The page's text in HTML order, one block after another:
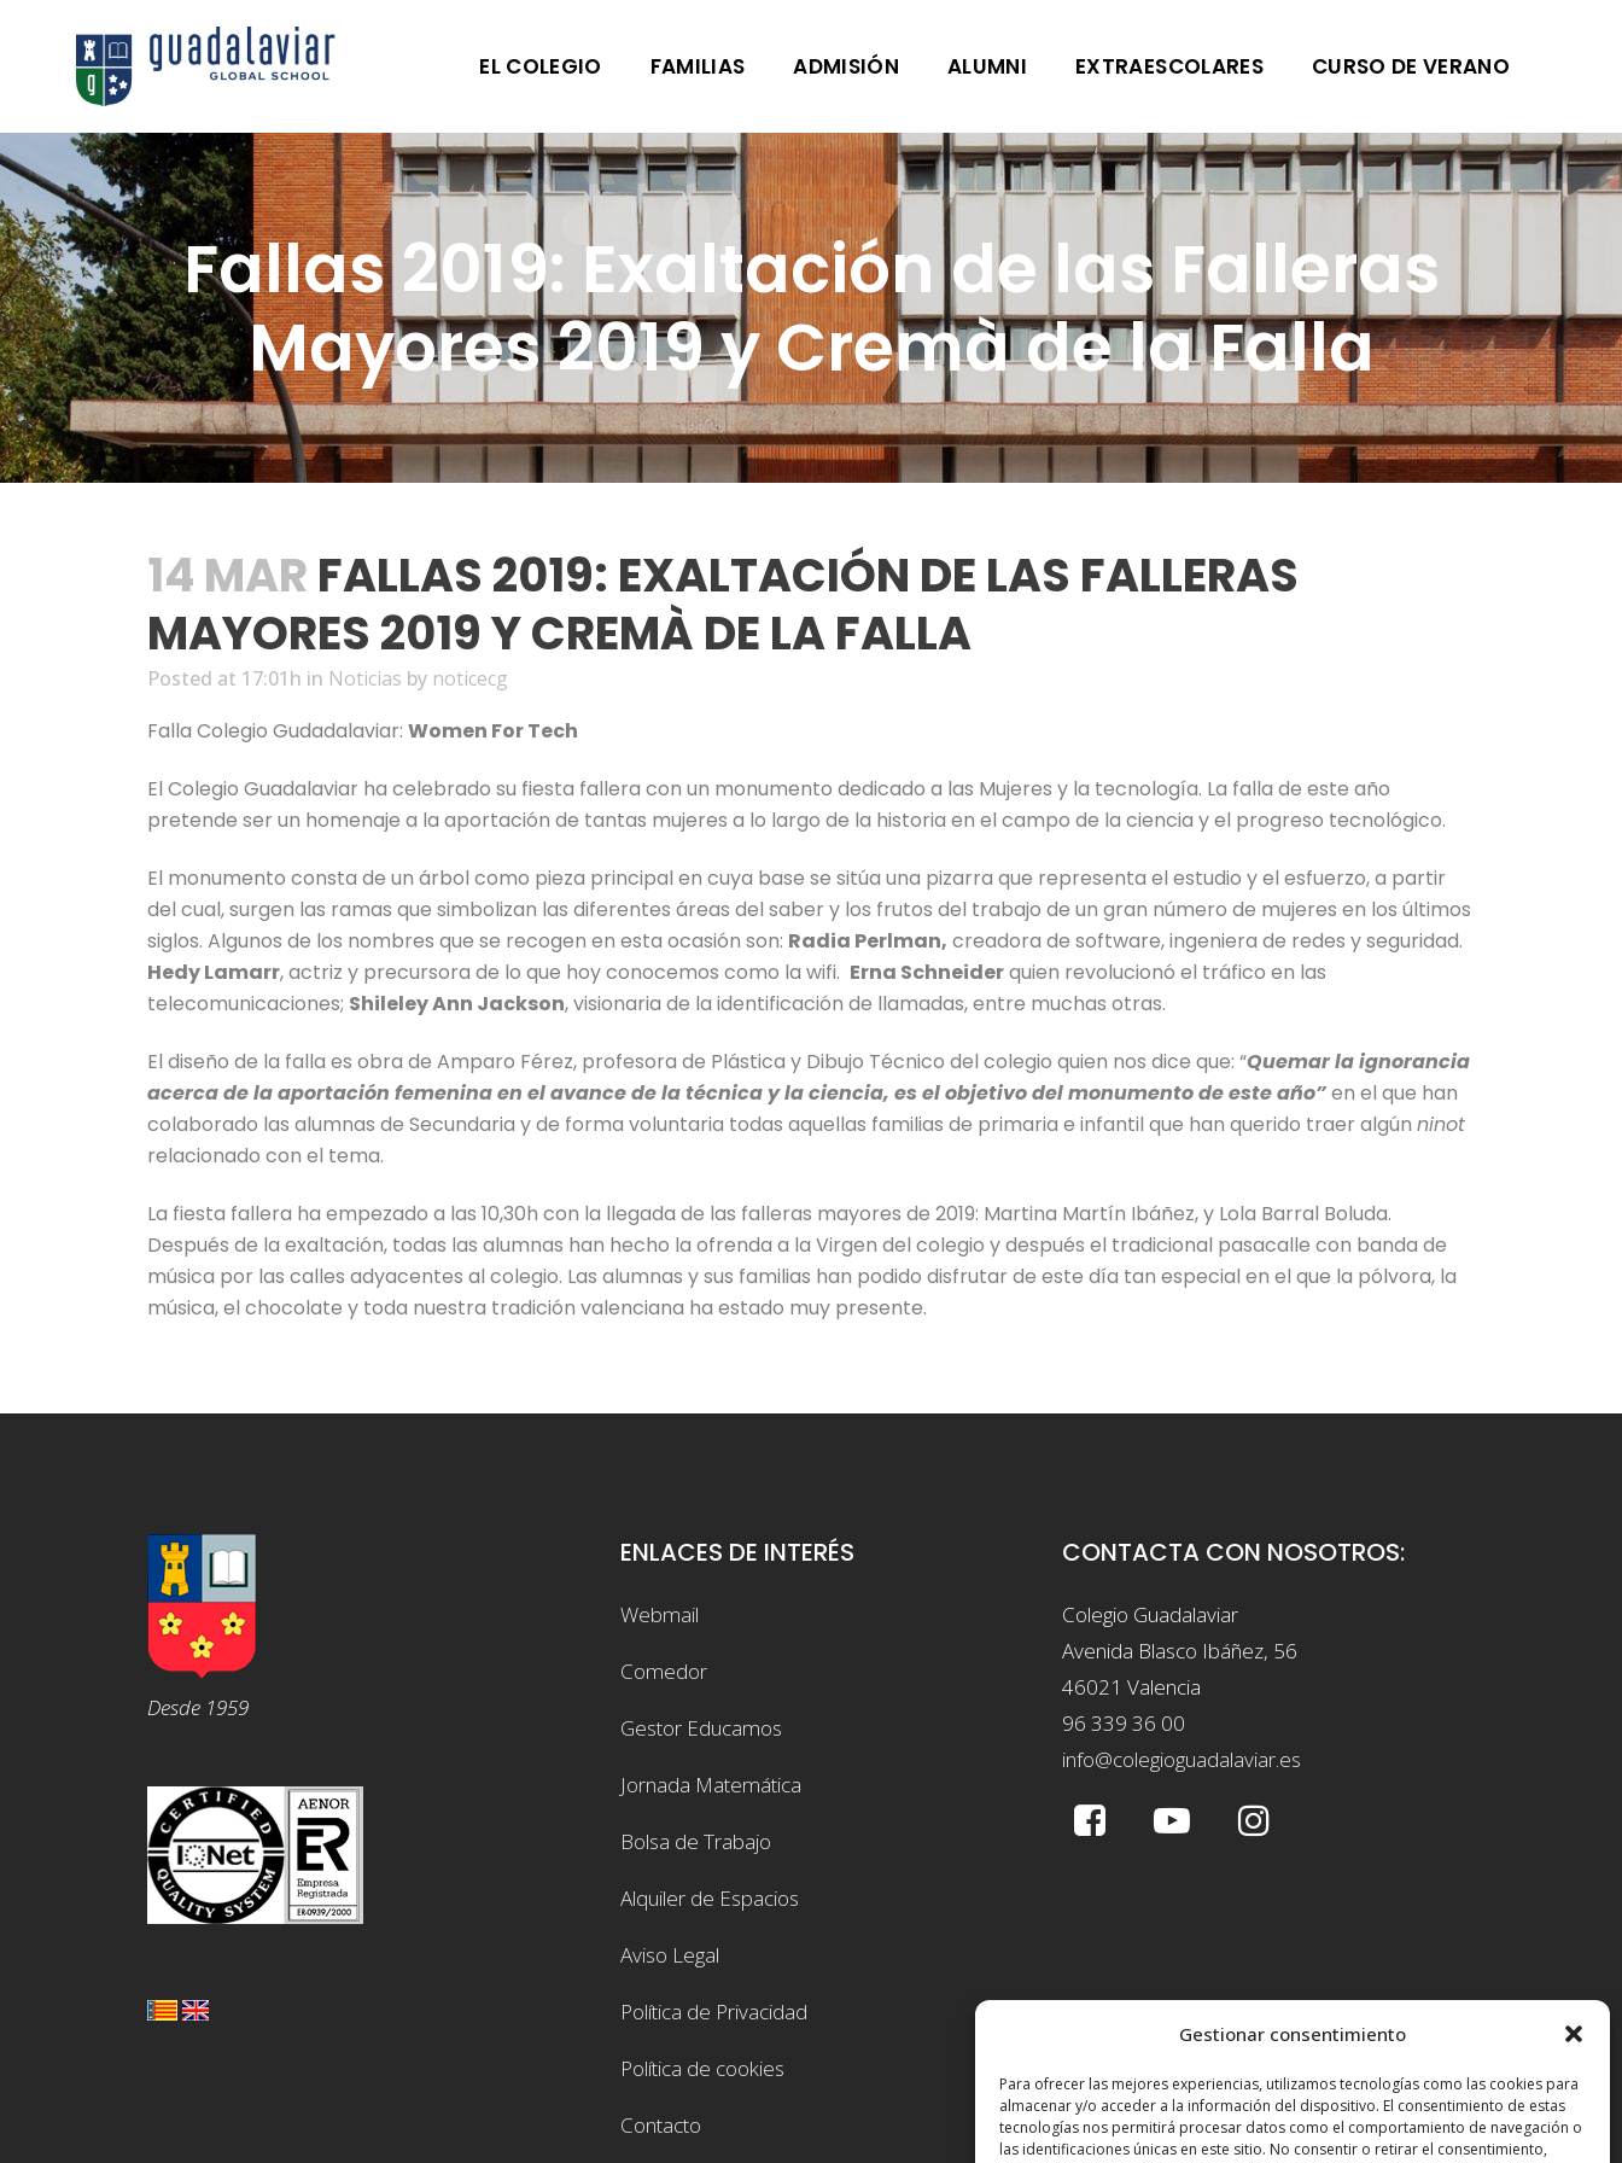
Gestionar consentimiento
Para ofrecer las mejores experiencias, utilizamos tecnologías como las cookies para
almacenar y/o acceder a la información del dispositivo. El consentimiento de estas
tecnologías nos permitirá procesar datos como el comportamiento de navegación o
las identificaciones únicas en este sitio. No consentir o retirar el consentimiento,
EL COLEGIO FAMILIAS ADMISIÓN ALUMNI EXTRAESCOLARES CURSO DE VERANO
Fallas 2019: Exaltación de las Falleras
Mayores 2019 y Cremà de la Falla
14 MAR FALLAS 2019: EXALTACIÓN DE LAS FALLERAS
MAYORES 2019 Y CREMÀ DE LA FALLA
Posted at 17:01h in Noticias by noticecg
Falla Colegio Gudadalaviar: Women For Tech
El Colegio Guadalaviar ha celebrado su fiesta fallera con un monumento dedicado a las Mujeres y la tecnología. La falla de este año
pretende ser un homenaje a la aportación de tantas mujeres a lo largo de la historia en el campo de la ciencia y el progreso tecnológico.
El monumento consta de un árbol como pieza principal en cuya base se sitúa una pizarra que representa el estudio y el esfuerzo, a partir
del cual, surgen las ramas que simbolizan las diferentes áreas del saber y los frutos del trabajo de un gran número de mujeres en los últimos
siglos. Algunos de los nombres que se recogen en esta ocasión son: Radia Perlman, creadora de software, ingeniera de redes y seguridad.
Hedy Lamarr, actriz y precursora de lo que hoy conocemos como la wifi. Erna Schneiderquien revolucionó el tráfico en las
telecomunicaciones; Shileley Ann Jackson, visionaria de la identificación de llamadas, entre muchas otras.
El diseño de la falla es obra de Amparo Férez, profesora de Plástica y Dibujo Técnico del colegio quien nos dice que: “Quemar la ignorancia
acerca de la aportación femenina en el avance de la técnica y la ciencia, es el objetivo del monumento de este año”en el que han
colaborado las alumnas de Secundaria y de forma voluntaria todas aquellas familias de primaria e infantil que han querido traer algún ninot
relacionado con el tema.
La fiesta fallera ha empezado a las 10,30h con la llegada de las falleras mayores de 2019: Martina Martín Ibáñez, y Lola Barral Boluda.
Después de la exaltación, todas las alumnas han hecho la ofrenda a la Virgen del colegio y después el tradicional pasacalle con banda de
música por las calles adyacentes al colegio. Las alumnas y sus familias han podido disfrutar de este día tan especial en el que la pólvora, la
música, el chocolate y toda nuestra tradición valenciana ha estado muy presente.
Desde 1959
ENLACES DE INTERÉS
Webmail
Comedor
Gestor Educamos
Jornada Matemática
Bolsa de Trabajo
Alquiler de Espacios
Aviso Legal
Política de Privacidad
Política de cookies
Contacto
CONTACTA CON NOSOTROS:
Colegio Guadalaviar
Avenida Blasco Ibáñez, 56
46021 Valencia
96 339 36 00
info@colegioguadalaviar.es